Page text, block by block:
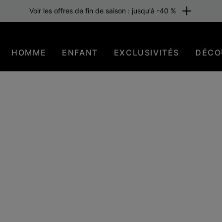
Voir les offres de fin de saison : jusqu'à -40 %
HOMME ENFANT EXCLUSIVITÉS